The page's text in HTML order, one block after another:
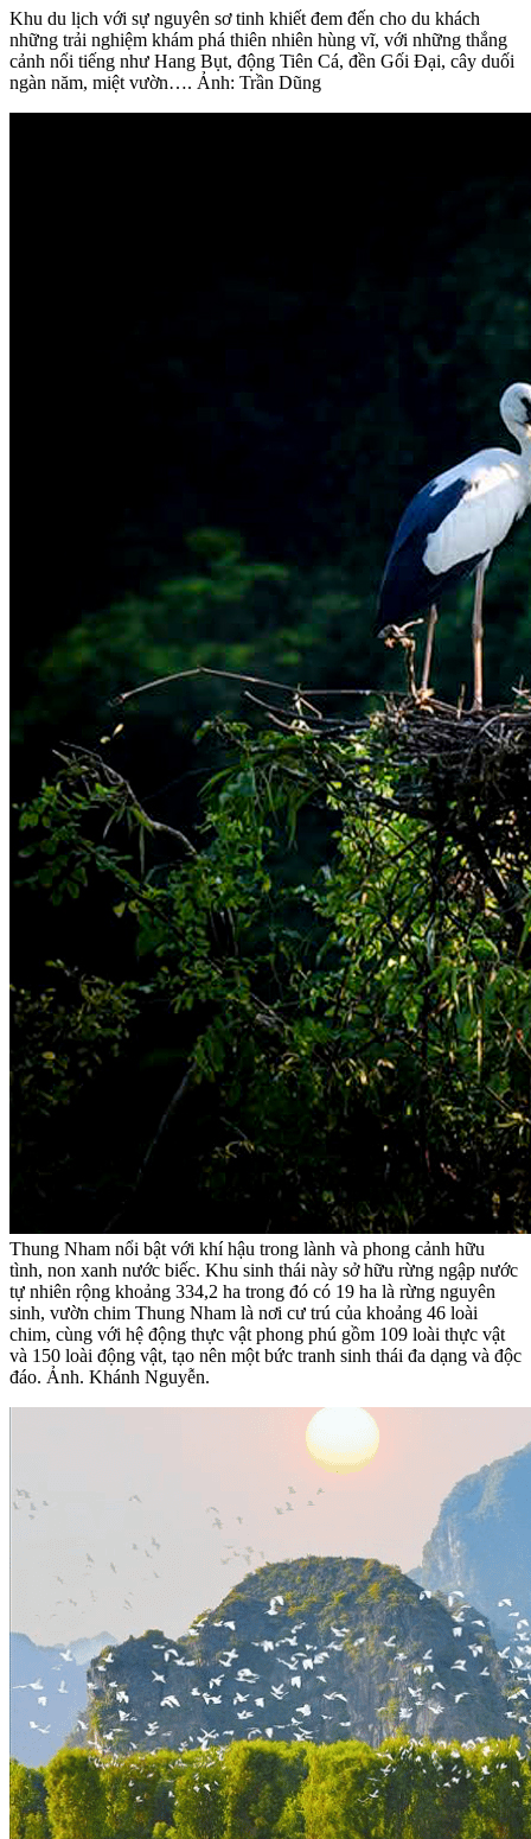
Khu du lịch với sự nguyên sơ tinh khiết đem đến cho du khách
những trải nghiệm khám phá thiên nhiên hùng vĩ, với những thắng
cảnh nổi tiếng như Hang Bụt, động Tiên Cá, đền Gối Đại, cây duối
ngàn năm, miệt vườn…. Ảnh: Trần Dũng
Thung Nham nổi bật với khí hậu trong lành và phong cảnh hữu
tình, non xanh nước biếc. Khu sinh thái này sở hữu rừng ngập nước
tự nhiên rộng khoảng 334,2 ha trong đó có 19 ha là rừng nguyên
sinh, vườn chim Thung Nham là nơi cư trú của khoảng 46 loài
chim, cùng với hệ động thực vật phong phú gồm 109 loài thực vật
và 150 loài động vật, tạo nên một bức tranh sinh thái đa dạng và độc
đáo. Ảnh. Khánh Nguyễn.